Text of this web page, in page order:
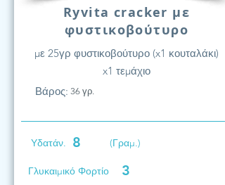
Ryvita cracker με
φυστικοβούτυρο
με 25γρ φυστικοβούτυρο (x1 κουταλάκι)
x1 τεμάχιο
Βάρος: 36 γρ.
Υδατάν. 8 (Γραμ.)
Γλυκαιμικό Φορτίο 3